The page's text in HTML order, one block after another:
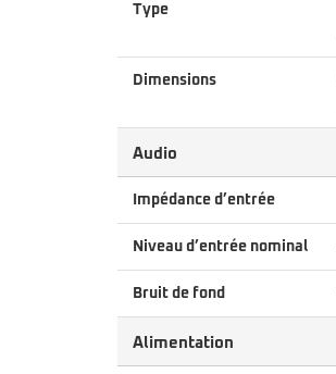
Type
Dimensions
Audio
Impédance d’entrée
Niveau d’entrée nominal
Bruit de fond
Alimentation